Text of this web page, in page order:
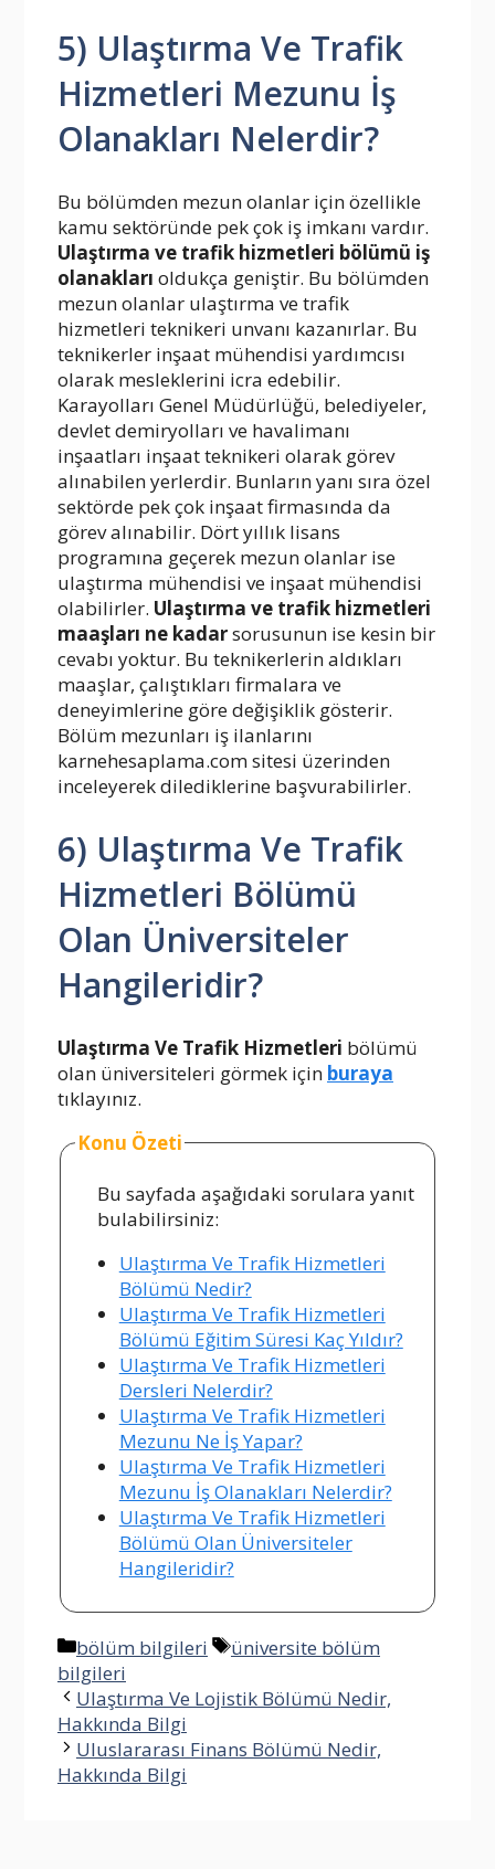
5) Ulaştırma Ve Trafik
Hizmetleri Mezunu İş
Olanakları Nelerdir?
Bu bölümden mezun olanlar için özellikle
kamu sektöründe pek çok iş imkanı vardır.
Ulaştırma ve trafik hizmetleri bölümü iş
olanakları oldukça geniştir. Bu bölümden
mezun olanlar ulaştırma ve trafik
hizmetleri teknikeri unvanı kazanırlar. Bu
teknikerler inşaat mühendisi yardımcısı
olarak mesleklerini icra edebilir.
Karayolları Genel Müdürlüğü, belediyeler,
devlet demiryolları ve havalimanı
inşaatları inşaat teknikeri olarak görev
alınabilen yerlerdir. Bunların yanı sıra özel
sektörde pek çok inşaat firmasında da
görev alınabilir. Dört yıllık lisans
programına geçerek mezun olanlar ise
ulaştırma mühendisi ve inşaat mühendisi
olabilirler. Ulaştırma ve trafik hizmetleri
maaşları ne kadarsorusunun ise kesin bir
cevabı yoktur. Bu teknikerlerin aldıkları
maaşlar, çalıştıkları firmalara ve
deneyimlerine göre değişiklik gösterir.
Bölüm mezunları iş ilanlarını
karnehesaplama.com sitesi üzerinden
inceleyerek dilediklerine başvurabilirler.
6) Ulaştırma Ve Trafik
Hizmetleri Bölümü
Olan Üniversiteler
Hangileridir?
Ulaştırma Ve Trafik Hizmetleri bölümü
olan üniversiteleri görmek için buraya
tıklayınız.
Konu Özeti
Bu sayfada aşağıdaki sorulara yanıt
bulabilirsiniz:
Ulaştırma Ve Trafik Hizmetleri
Bölümü Nedir?
Ulaştırma Ve Trafik Hizmetleri
Bölümü Eğitim Süresi Kaç Yıldır?
Ulaştırma Ve Trafik Hizmetleri
Dersleri Nelerdir?
Ulaştırma Ve Trafik Hizmetleri
Mezunu Ne İş Yapar?
Ulaştırma Ve Trafik Hizmetleri
Mezunu İş Olanakları Nelerdir?
Ulaştırma Ve Trafik Hizmetleri
Bölümü Olan Üniversiteler
Hangileridir?
Kategoriler
bölüm bilgileri Etiketler
üniversite bölüm
bilgileri
Ulaştırma Ve Lojistik Bölümü Nedir,
Hakkında Bilgi
Uluslararası Finans Bölümü Nedir,
Hakkında Bilgi